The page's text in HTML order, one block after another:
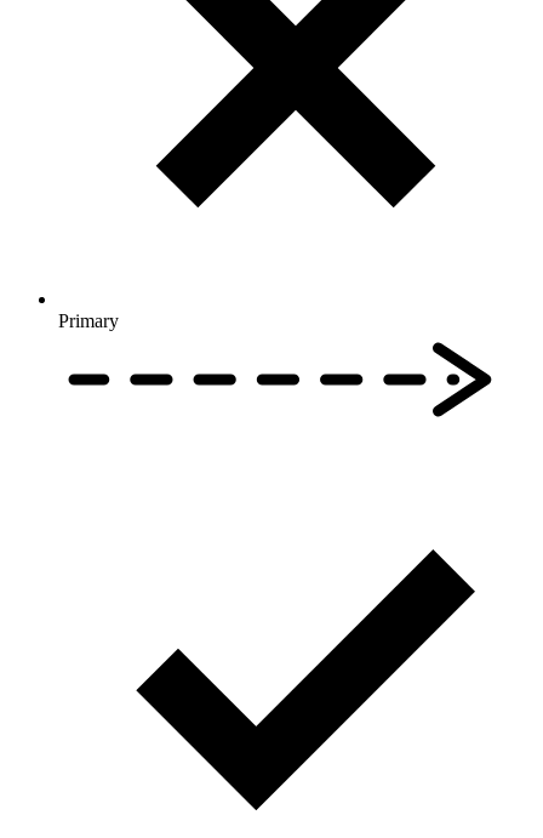
Primary